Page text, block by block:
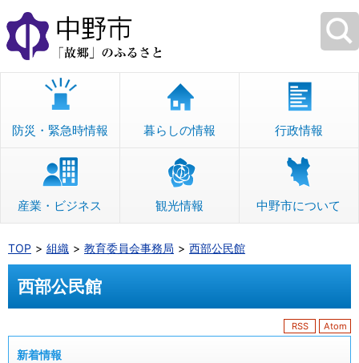
本
文
へ
移
防災・緊急時情報 暮らしの情報 行政情報
産業・ビジネス 観光情報 中野市について
TOP 組織 教育委員会事務局 西部公民館
西部公民館
RSS Atom
新着情報